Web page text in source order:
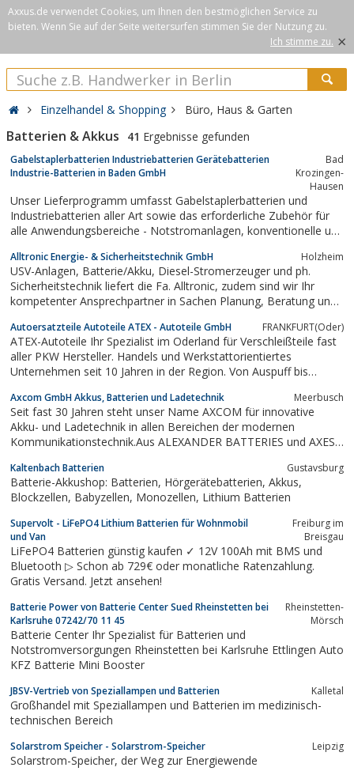
Axxus.de verwendet Cookies, um Ihnen den bestmöglichen Service zu
bieten. Wenn Sie auf der Seite weitersurfen stimmen Sie der Nutzung zu.
Ich stimme zu. ×
Einzelhandel & Shopping Büro, Haus & Garten
Batterien & Akkus 41 Ergebnisse gefunden
Gabelstaplerbatterien Industriebatterien Gerätebatterien
Industrie-Batterien in Baden GmbH
Bad
Krozingen-
Hausen
Unser Lieferprogramm umfasst Gabelstaplerbatterien und
Industriebatterien aller Art sowie das erforderliche Zubehör für
alle Anwendungsbereiche - Notstromanlagen, konventionelle und
Reinigungsgeräten. Doch auch im Gerätebatterien- und
Starterbatteriensektor sind wir ein starker...
Alltronic Energie- & Sicherheitstechnik GmbH Holzheim
USV-Anlagen, Batterie/Akku, Diesel-Stromerzeuger und ph.
Sicherheitstechnik liefert die Fa. Alltronic, zudem sind wir Ihr
kompetenter Ansprechpartner in Sachen Planung, Beratung und
Autoersatzteile Autoteile ATEX - Autoteile GmbH FRANKFURT(Oder)
ATEX-Autoteile Ihr Spezialist im Oderland für Verschleißteile fast
aller PKW Hersteller. Handels und Werkstattorientiertes
Unternehmen seit 10 Jahren in der Region. Von Auspuff bis
Lieferservice.Produkte: z.B. Batterien Stoßdämfer
Wasserpumpen Antriebsriemen Bremsenteile Schalldämpfer...
Axcom GmbH Akkus, Batterien und Ladetechnik Meerbusch
Seit fast 30 Jahren steht unser Name AXCOM für innovative
Akku- und Ladetechnik in allen Bereichen der modernen
Kommunikationstechnik.Aus ALEXANDER BATTERIES und AXESS
Palette von High-Tech-Produkten.Wir entwickeln, produzieren
und vertreiben für den Industrieeinsatz,...
Kaltenbach Batterien Gustavsburg
Batterie-Akkushop: Batterien, Hörgerätebatterien, Akkus,
Blockzellen, Babyzellen, Monozellen, Lithium Batterien
Supervolt - LiFePO4 Lithium Batterien für Wohnmobil
und Van
Freiburg im
Breisgau
LiFePO4 Batterien günstig kaufen ✓ 12V 100Ah mit BMS und
Bluetooth ▷ Schon ab 729€ oder monatliche Ratenzahlung.
Gratis Versand. Jetzt ansehen!
Batterie Power von Batterie Center Sued Rheinstetten bei
Karlsruhe 07242/70 11 45
Rheinstetten-
Mörsch
Batterie Center Ihr Spezialist für Batterien und
Notstromversorgungen Rheinstetten bei Karlsruhe Ettlingen Auto
KFZ Batterie Mini Booster
JBSV-Vertrieb von Speziallampen und Batterien Kalletal
Großhandel mit Speziallampen und Batterien im medizinisch-
technischen Bereich
Solarstrom Speicher - Solarstrom-Speicher Leipzig
Solarstrom-Speicher, der Weg zur Energiewende